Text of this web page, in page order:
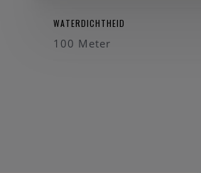
WATERDICHTHEID
100 Meter